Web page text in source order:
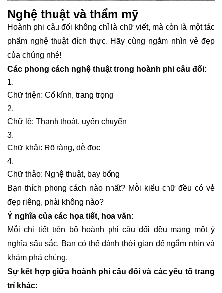
Nghệ thuật và thẩm mỹ
Hoành phi câu đối không chỉ là chữ viết, mà còn là một tác
phẩm nghệ thuật đích thực. Hãy cùng ngắm nhìn vẻ đẹp
của chúng nhé!
Các phong cách nghệ thuật trong hoành phi câu đối:
Chữ triện: Cổ kính, trang trọng
Chữ lệ: Thanh thoát, uyển chuyển
Chữ khải: Rõ ràng, dễ đọc
Chữ thảo: Nghệ thuật, bay bổng
Bạn thích phong cách nào nhất? Mỗi kiểu chữ đều có vẻ
đẹp riêng, phải không nào?
Ý nghĩa của các họa tiết, hoa văn:
Mỗi chi tiết trên bộ hoành phi câu đối đều mang một ý
nghĩa sâu sắc. Bạn có thể dành thời gian để ngắm nhìn và
khám phá chúng.
Sự kết hợp giữa hoành phi câu đối và các yếu tố trang
trí khác: